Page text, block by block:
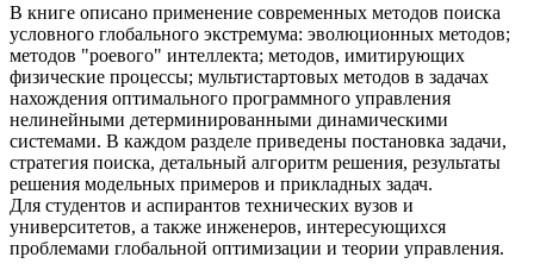
В книге описано применение современных методов поиска
условного глобального экстремума: эволюционных методов;
методов "роевого" интеллекта; методов, имитирующих
физические процессы; мультистартовых методов в задачах
нахождения оптимального программного управления
нелинейными детерминированными динамическими
системами. В каждом разделе приведены постановка задачи,
стратегия поиска, детальный алгоритм решения, результаты
решения модельных примеров и прикладных задач.
Для студентов и аспирантов технических вузов и
университетов, а также инженеров, интересующихся
проблемами глобальной оптимизации и теории управления.